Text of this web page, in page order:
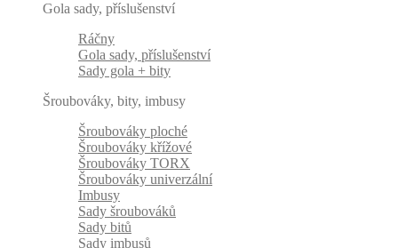
Gola sady, příslušenství
Ráčny
Gola sady, příslušenství
Sady gola + bity
Šroubováky, bity, imbusy
Šroubováky ploché
Šroubováky křížové
Šroubováky TORX
Šroubováky univerzální
Imbusy
Sady šroubováků
Sady bitů
Sady imbusů